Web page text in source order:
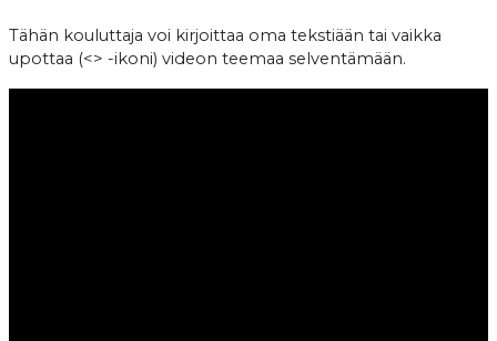
Tähän kouluttaja voi kirjoittaa oma tekstiään tai vaikka
upottaa (<> -ikoni) videon teemaa selventämään.